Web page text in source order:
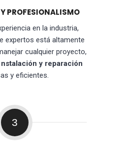
PROFESIONALISMO
en la industria,
expertos está altamente
cualquier proyecto,
nstalación y reparación
y eficientes.
3